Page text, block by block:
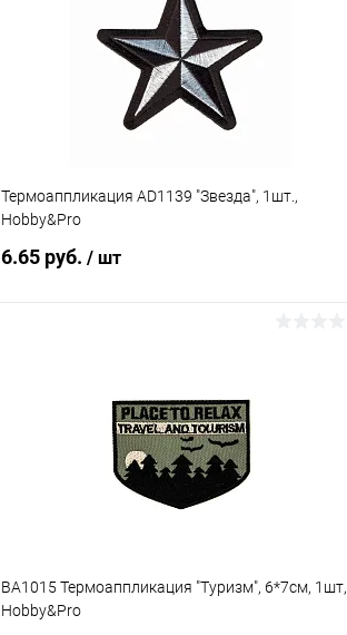
Термоаппликация AD1139 "Звезда", 1шт.,
Hobby&Pro
6.65 руб. / шт
Купить в 1 клик Сравнение
Под заказ
BA1015 Термоаппликация "Туризм", 6*7см, 1шт,
Hobby&Pro